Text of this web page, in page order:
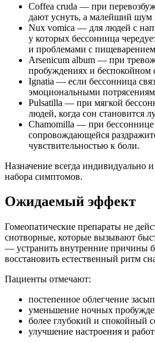
Coffea cruda — при
дают уснуть, а малейший шум
Nux vomica — для людей с
у которых бессонница
и проблемами с
Arsenicum album — при
пробуждениях и беспокойном
Ignatia — если бессонница
эмоциональными
Pulsatilla — при мягкой
людей, когда сон становится
Chamomilla — при бессоннице
сопровождающейся
чувствительностью к боли.
Назначение всегда индивидуально
набора симптомов.
Ожидаемый эффект
Гомеопатические препараты не
снотворные, которые вызывают
— устранить внутренние причины
восстановить естественный ритм
Пациенты отмечают:
постепенное облегчение
уменьшение ночных
более глубокий и спокойный
улучшение настроения и